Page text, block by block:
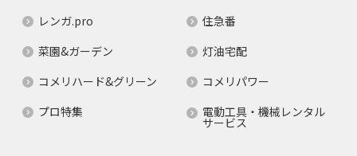
レンガ.pro
住急番
菜園&ガーデン
灯油宅配
コメリハード&グリーン
コメリパワー
プロ特集
電動工具・機械レンタル
サービス